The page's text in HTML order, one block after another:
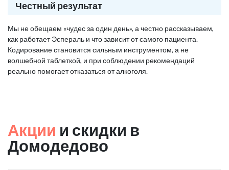
Честный результат
Мы не обещаем «чудес за один день», а честно рассказываем,
как работает Эспераль и что зависит от самого пациента.
Кодирование становится сильным инструментом, а не
волшебной таблеткой, и при соблюдении рекомендаций
реально помогает отказаться от алкоголя.
Акции и скидки в
Домодедово